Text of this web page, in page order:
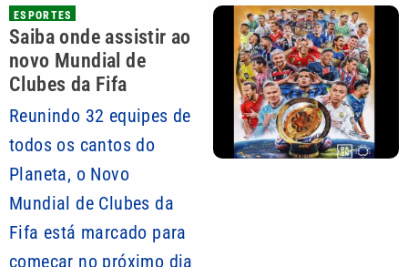
ESPORTES
Saiba onde assistir ao
novo Mundial de
Clubes da Fifa
Reunindo 32 equipes de
todos os cantos do
Planeta, o Novo
Mundial de Clubes da
Fifa está marcado para
começar no próximo dia